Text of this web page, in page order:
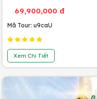
69,900,000 đ
Mã Tour: u9caU
Xem Chi Tiết